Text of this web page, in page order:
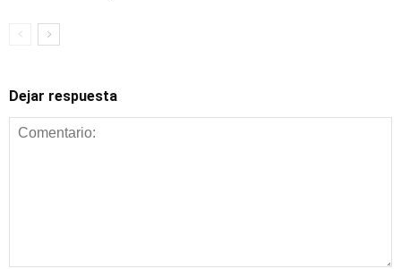
Dejar respuesta